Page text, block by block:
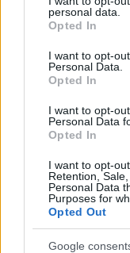
grant or deny
use your data for
consent section.
personal data.
Opted In
I want to opt-
Personal Data.
Opted In
I want to opt-
Personal Data
Opted In
I want to opt-
Retention,
Personal Data
Purposes for
Opted Out
Google
I
I